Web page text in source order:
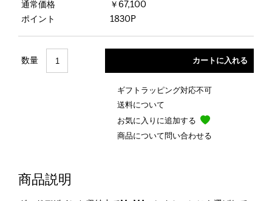
通常価格
￥67,100
ポイント
1830P
数量
ギフトラッピング対応不可
送料について
お気に入りに追加する
商品について問い合わせる
商品説明